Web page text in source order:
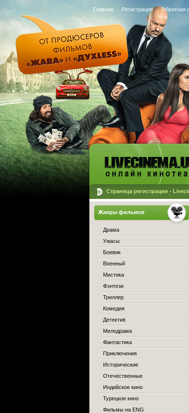
Главная Регистрация Обратная
Страница регистрации -
Жанры фильмов
Драма
Ужасы
Боевик
Военный
Мистика
Фэнтези
Триллер
Комедия
Детектив
Мелодрама
Фантастика
Приключения
Исторические
Отечественные
Индийское кино
Турецкое кино
Фильмы на ENG